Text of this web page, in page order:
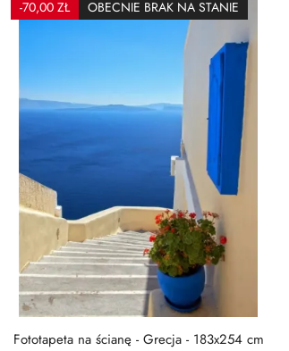
-70,00 ZŁ OBECNIE BRAK NA STANIE
Fototapeta na ścianę - Grecja - 183x254 cm